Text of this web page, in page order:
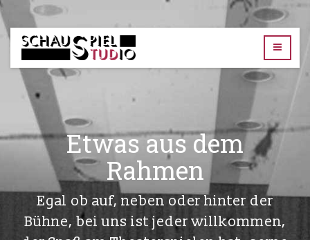
TUD-
Schauspielstudio
Etwas aus dem
Rahmen
Egal ob auf, neben oder hinter der
Bühne, bei uns ist jeder willkommen,